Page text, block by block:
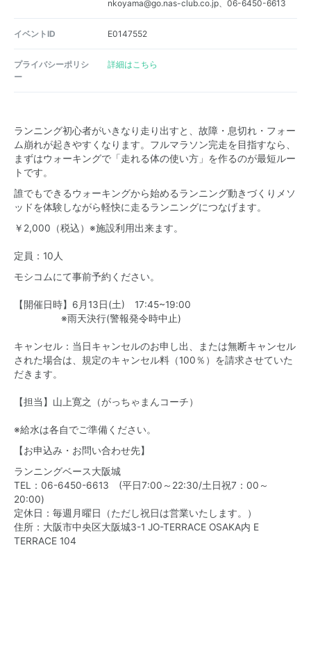
nkoyama@go.nas-club.co.jp、06-6450-6613
イベントID E0147552
プライバシーポリシ
ー
詳細はこちら
ランニング初心者がいきなり走り出すと、故障・息切れ・フォー
ム崩れが起きやすくなります。フルマラソン完走を目指すなら、
まずはウォーキングで「走れる体の使い方」を作るのが最短ルー
トです。
誰でもできるウォーキングから始めるランニング動きづくりメソ
ッドを体験しながら軽快に走るランニングにつなげます。
￥2,000（税込）※施設利用出来ます。
定員：10人
モシコムにて事前予約ください。
【開催日時】6月13日(土) 17:45~19:00
※雨天決行(警報発令時中止)
キャンセル：当日キャンセルのお申し出、または無断キャンセル
された場合は、規定のキャンセル料（100％）を請求させていた
だきます。
【担当】山上寛之（がっちゃまんコーチ）
※給水は各自でご準備ください。
【お申込み・お問い合わせ先】
ランニングベース大阪城
TEL：06-6450-6613 (平日7:00～22:30/土日祝7：00～
20:00)
定休日：毎週月曜日（ただし祝日は営業いたします。）
住所：大阪市中央区大阪城3-1 JO-TERRACE OSAKA内 E
TERRACE 104